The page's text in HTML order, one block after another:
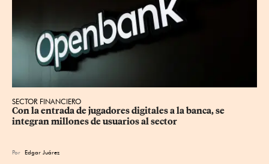
SECTOR FINANCIERO
Con la entrada de jugadores digitales a la banca, se
integran millones de usuarios al sector
Por Edgar Juárez